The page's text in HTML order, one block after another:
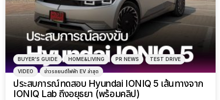
BUYER'S GUIDE HOME&LIVING PR NEWS TEST DRIVE
VIDEO ข่าวรถยนต์ไฟฟ้า EV ล่าสุด
ประสบการณ์ทดสอบ Hyundai IONIQ 5 เส้นทางจาก
IONIQ Lab ถึงอยุธยา (พร้อมคลิป)